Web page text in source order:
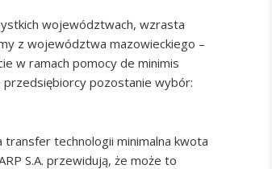
województwach, wzrasta
z województwa mazowieckiego –
w ramach pomocy de minimis
pozostanie wybór:
transfer technologii minimalna kwota
S.A. przewidują, że może to